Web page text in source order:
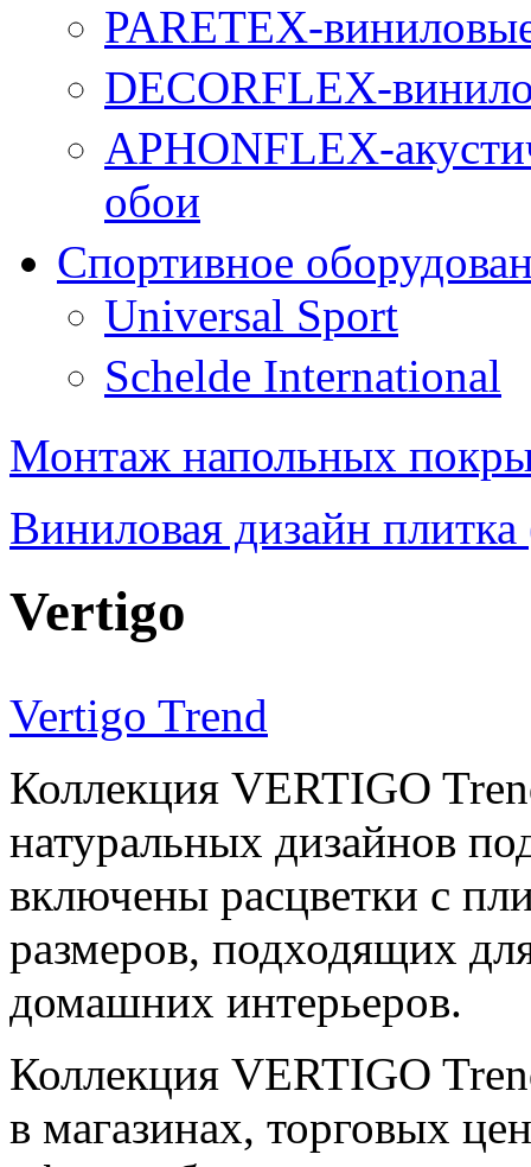
PARETEX-
DECORFLEX-
APHONFLEX-
обои
Спортивное
Universal Sport
Schelde International
Монтаж напольных
Виниловая дизайн
Vertigo
Vertigo Trend
Коллекция VERTIGO
натуральных дизайнов
включены расцветки с
размеров, подходящих
домашних интерьеров.
Коллекция VERTIGO
в магазинах, торговых